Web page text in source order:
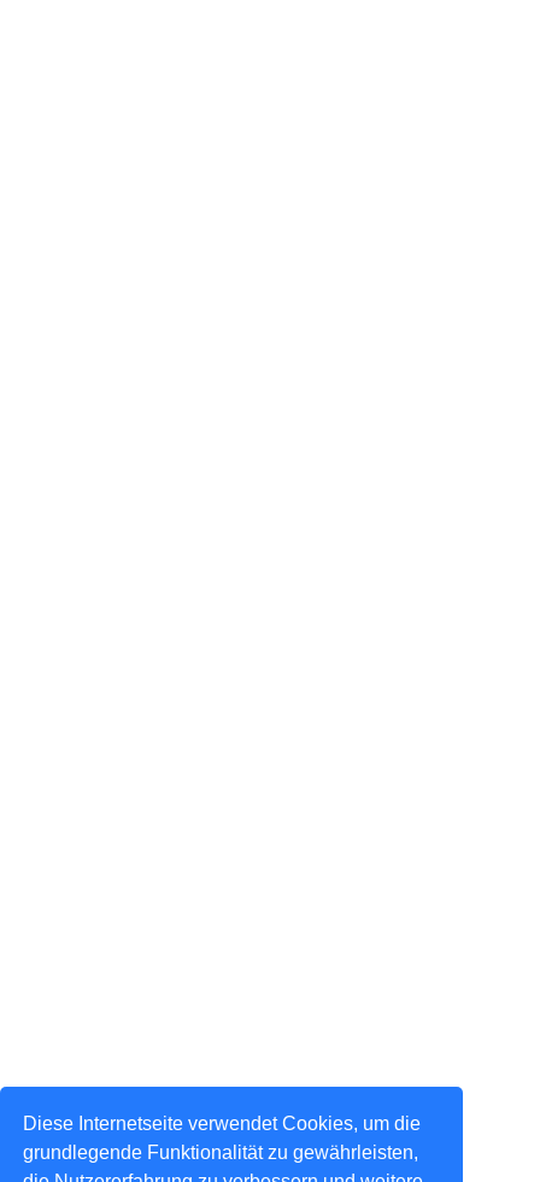
Diese Internetseite verwendet Cookies, um die
grundlegende Funktionalität zu gewährleisten,